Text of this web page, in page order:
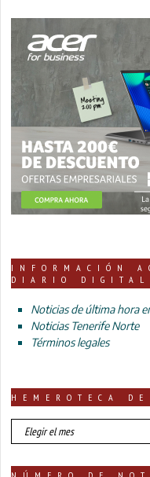
INFORMACIÓN
DIARIO DIGITAL
Noticias de última hora
Noticias Tenerife Norte
Términos legales
HEMEROTECA
HEMEROTECA
DE